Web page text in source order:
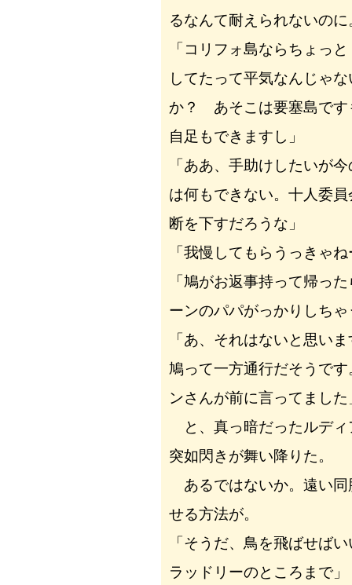
るなんて耐えられないのに
「コリフォ島ならちょっ
してたって平気なんじゃ
か？ あそこは要塞島です
自足もできますし」
「ああ、手助けしたいが
は何もできない。十人委
断を下すだろうな」
「我慢してもらうっきゃ
「鳩がお返事持って帰っ
ーンのパパがっかりしちゃ
「あ、それはないと思い
鳩って一方通行だそうで
ンさんが前に言ってました
と、真っ暗だったルディ
突如閃きが舞い降りた。
あるではないか。遠い同
せる方法が。
「そうだ、鳥を飛ばせば
ラッドリーのところまで」